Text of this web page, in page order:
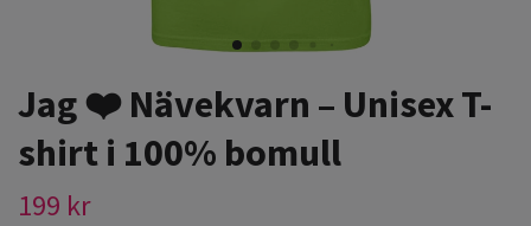
Jag ❤️ Nävekvarn – Unisex T-
shirt i 100% bomull
199 kr